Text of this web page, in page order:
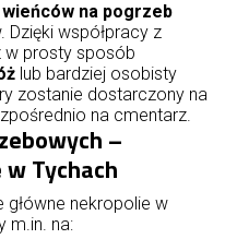
wieńców na pogrzeb
Dzięki współpracy z
w prosty sposób
lub bardziej osobisty
zostanie dostarczony na
na cmentarz.
–
Tychach
główne nekropolie w
m.in. na: